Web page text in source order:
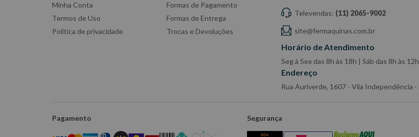
Minha Conta
Termos de Uso
Política de privacidade
Formas de Pagamento
Formas de Entrega
Trocas e Devoluções
Televendas: (11) 2065-9002
site@fermaquinas.com.br
Horário de Atendimento
Seg à Sex das 8h às 18h | Sáb das 8h às 12h
Endereço
Rua Auriverde, 1607 - Vila Independência -
Pagamento Segurança